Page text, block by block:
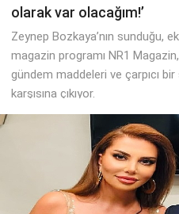
olarak var olacağım!’
Zeynep Bozkaya’nın sunduğu,
magazin programı NR1
gündem maddeleri ve çarpıcı
karşısına çıkıyor.